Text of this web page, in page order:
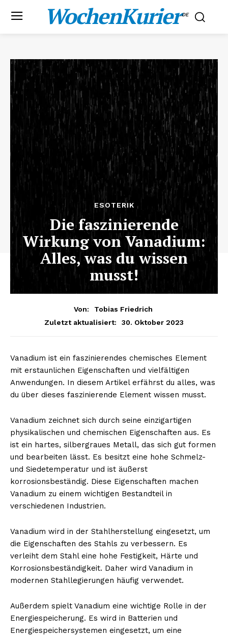
WochenKurier.DE
ESOTERIK
Die faszinierende
Wirkung von Vanadium:
Alles, was du wissen
musst!
Von:
Tobias Friedrich
Zuletzt aktualisiert:
30. Oktober 2023
Vanadium ist ein faszinierendes chemisches Element
mit erstaunlichen Eigenschaften und vielfältigen
Anwendungen. In diesem Artikel erfährst du alles, was
du über dieses faszinierende Element wissen musst.
Vanadium zeichnet sich durch seine einzigartigen
physikalischen und chemischen Eigenschaften aus. Es
ist ein hartes, silbergraues Metall, das sich gut formen
und bearbeiten lässt. Es besitzt eine hohe Schmelz-
und Siedetemperatur und ist äußerst
korrosionsbeständig. Diese Eigenschaften machen
Vanadium zu einem wichtigen Bestandteil in
verschiedenen Industrien.
Vanadium wird in der Stahlherstellung eingesetzt, um
die Eigenschaften des Stahls zu verbessern. Es
verleiht dem Stahl eine hohe Festigkeit, Härte und
Korrosionsbeständigkeit. Daher wird Vanadium in
modernen Stahllegierungen häufig verwendet.
Außerdem spielt Vanadium eine wichtige Rolle in der
Energiespeicherung. Es wird in Batterien und
Energiespeichersystemen eingesetzt, um eine